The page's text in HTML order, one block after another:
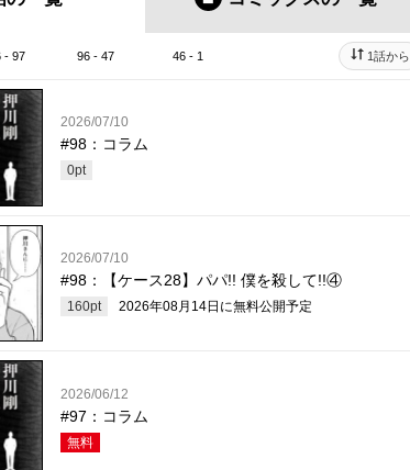
- 97 96 - 47 46 - 1 1話から
2026/07/10
#98：コラム
0pt
2026/07/10
#98：【ケース28】パパ!! 僕を殺して!!④
160pt 2026年08月14日 に無料公開予定
2026/06/12
#97：コラム
無料